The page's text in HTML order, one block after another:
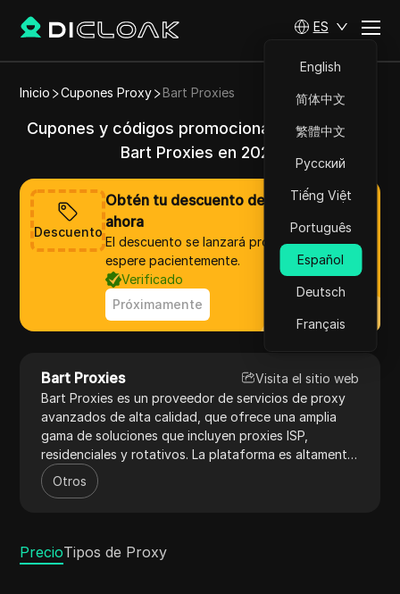
ES
English
简体中文
繁體中文
Русский
Tiếng Việt
Português
Español
Deutsch
Français
Inicio Cupones Proxy Bart Proxies
Cupones y códigos promocionales válidos de
Bart Proxies en 2025
Descuento
Obtén tu descuento de Bart Proxies
ahora
El descuento se lanzará pronto, por favor,
espere pacientemente.
Verificado
Próximamente
Bart Proxies
Visita el sitio web
Bart Proxies es un proveedor de servicios de proxy
avanzados de alta calidad, que ofrece una amplia
gama de soluciones que incluyen proxies ISP,
residenciales y rotativos. La plataforma es altamente
versátil, atendiendo diversas necesidades en línea
como la extracción de datos, SEO y gestión de redes
escalabilidad. La plataforma también cuenta con una
interfaz fácil de usar y documentación API completa,
Otros
PrecioTipos de Proxy